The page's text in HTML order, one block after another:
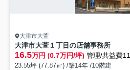
大津市大萱
大津市大萱１丁目の店舗事務所
16.5万円 (0.7万円/坪) 管理/共益費
23.55坪 (77.87㎡) /築14年 /10階建